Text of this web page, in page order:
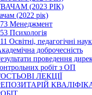
(2023 РІК)
(2022 рік)
Менеджмент
Психологія
Освітні, педагогічні
доброчесність
проведення
робіт з ОП
ЛЕКЦІЇ